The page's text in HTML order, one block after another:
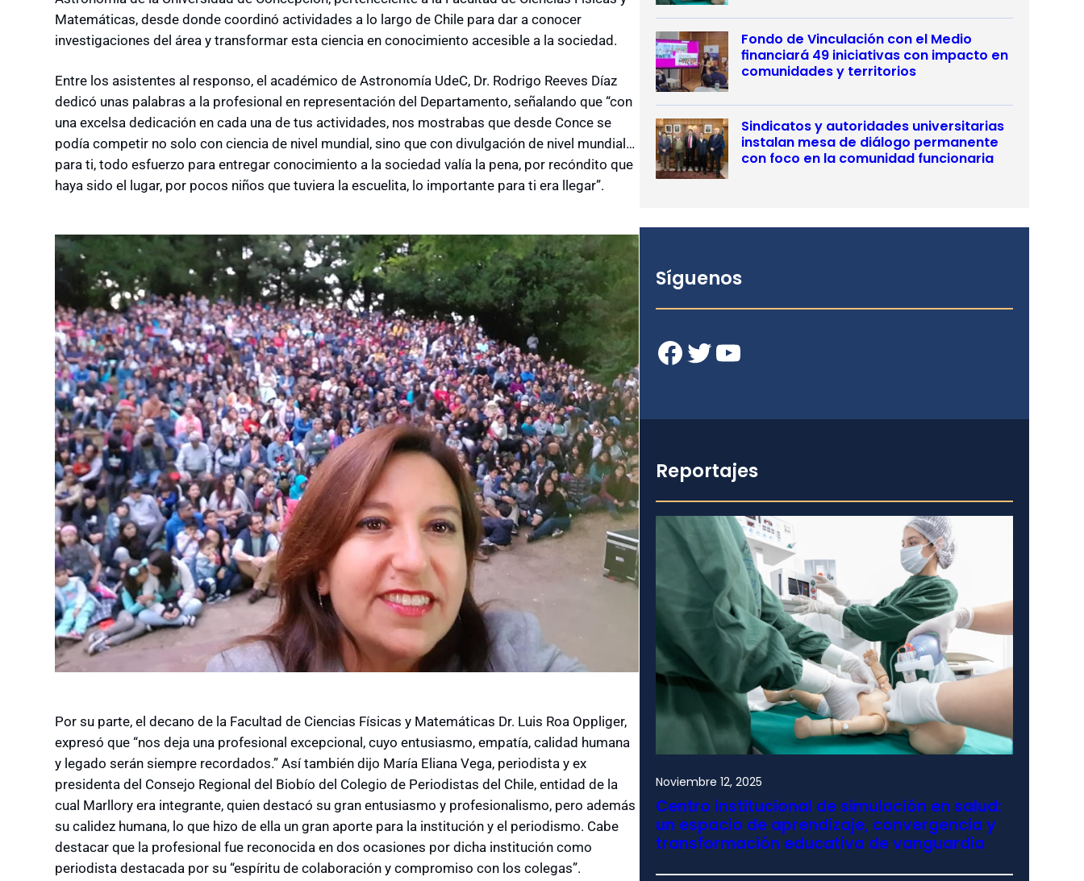
Matemáticas, desde donde coordinó actividades a lo largo de Chile para dar a conocer
investigaciones del área y transformar esta ciencia en conocimiento accesible a la sociedad.
Entre los asistentes al responso, el académico de Astronomía UdeC, Dr. Rodrigo Reeves Díaz
dedicó unas palabras a la profesional en representación del Departamento, señalando que “con
una excelsa dedicación en cada una de tus actividades, nos mostrabas que desde Conce se
podía competir no solo con ciencia de nivel mundial, sino que con divulgación de nivel mundial…
para ti, todo esfuerzo para entregar conocimiento a la sociedad valía la pena, por recóndito que
haya sido el lugar, por pocos niños que tuviera la escuelita, lo importante para ti era llegar”.
Por su parte, el decano de la Facultad de Ciencias Físicas y Matemáticas Dr. Luis Roa Oppliger,
expresó que “nos deja una profesional excepcional, cuyo entusiasmo, empatía, calidad humana
y legado serán siempre recordados.” Así también dijo María Eliana Vega, periodista y ex
presidenta del Consejo Regional del Biobío del Colegio de Periodistas del Chile, entidad de la
cual Marllory era integrante, quien destacó su gran entusiasmo y profesionalismo, pero además
su calidez humana, lo que hizo de ella un gran aporte para la institución y el periodismo. Cabe
destacar que la profesional fue reconocida en dos ocasiones por dicha institución como
periodista destacada por su “espíritu de colaboración y compromiso con los colegas”.
Fondo de Vinculación con el Medio
financiará 49 iniciativas con impacto en
comunidades y territorios
Sindicatos y autoridades universitarias
instalan mesa de diálogo permanente
con foco en la comunidad funcionaria
Síguenos
Facebook Twitter YouTube
Reportajes
Noviembre 12, 2025
Centro institucional de simulación en salud:
un espacio de aprendizaje, convergencia y
transformación educativa de vanguardia